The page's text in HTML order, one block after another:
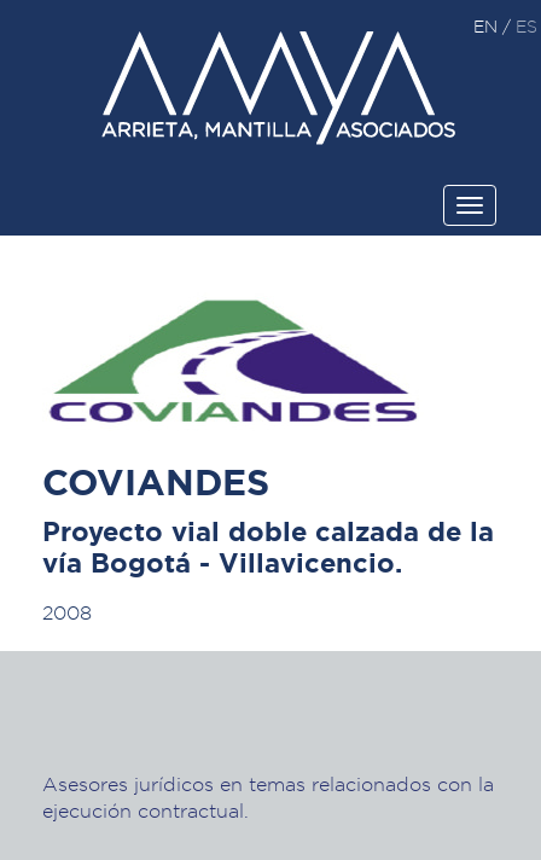
EN / ES
Toggle
COVIANDES
Proyecto vial doble calzada de la
vía Bogotá - Villavicencio.
2008
Asesores jurídicos en temas relacionados con la
ejecución contractual.